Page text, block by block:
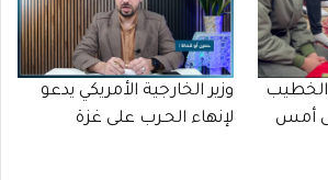
الخطيب
أمس
وزير الخارجية الأمريكي يدعو
لإنهاء الحـرب على غزة